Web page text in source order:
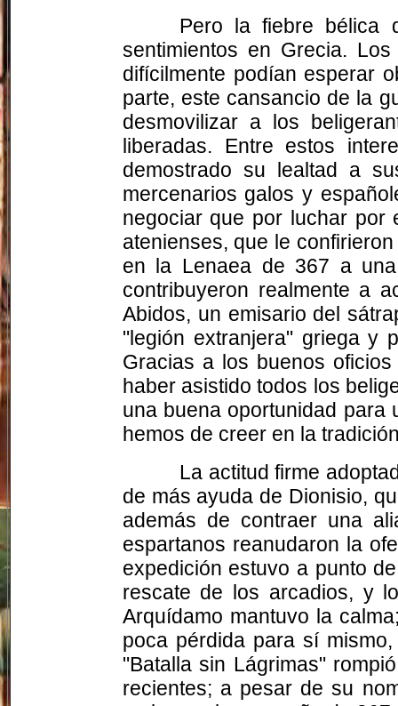
Pero la fiebre bélica
sentimientos en Grecia.
difícilmente podían esperar
parte, este cansancio de la
desmovilizar a los
liberadas. Entre estos
demostrado su lealtad a
mercenarios galos y
negociar que por luchar por
atenienses, que le
en la Lenaea de 367 a
contribuyeron realmente a
Abidos, un emisario del
"legión extranjera" griega y
Gracias a los buenos
haber asistido todos los
una buena oportunidad para
hemos de creer en la
La actitud firme
de más ayuda de Dionisio,
además de contraer una
espartanos reanudaron la
expedición estuvo a punto
rescate de los arcadios, y
Arquídamo mantuvo la
poca pérdida para sí
"Batalla sin Lágrimas"
recientes; a pesar de su